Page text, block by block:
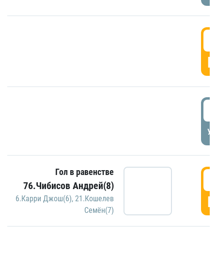
Гол в равенстве
76.Чибисов Андрей(8)
6.Карри Джош(6), 21.Кошелев
Семён(7)